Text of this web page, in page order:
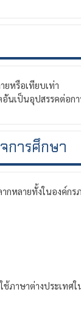
หรือเทียบเท่า
นเป็นอุปสรรคต่อกา
การศึกษา
ายทั้งในองค์กรภ
ษาต่างประเทศใน